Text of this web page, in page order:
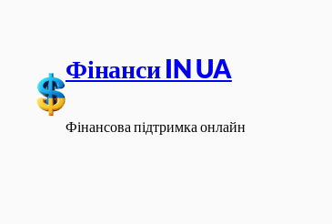
вмісту
Фінанси IN UA
Фінансова підтримка онлайн